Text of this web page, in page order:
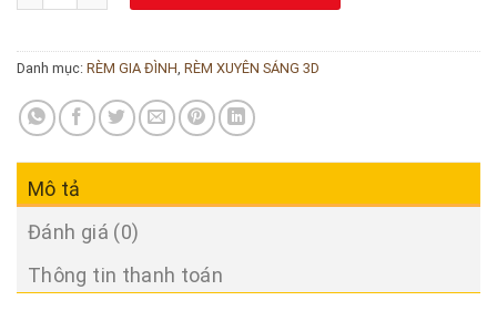
Danh mục: RÈM GIA ĐÌNH, RÈM XUYÊN SÁNG 3D
Mô tả
Đánh giá (0)
Thông tin thanh toán